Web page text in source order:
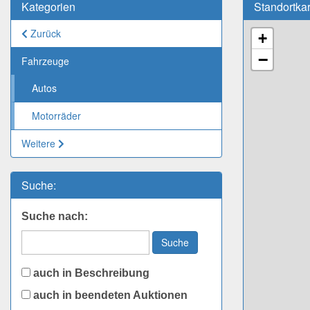
Kategorien
Zurück
Fahrzeuge
Autos
Motorräder
Weitere
Suche:
Suche nach:
Suche
auch in Beschreibung
auch in beendeten Auktionen
+
−